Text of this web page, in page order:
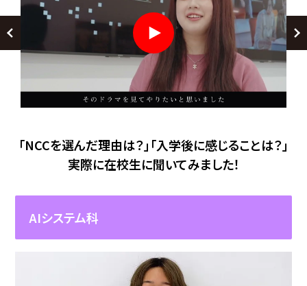
「NCCを選んだ理由は？」「入学後に感じることは？」
実際に在校生に聞いてみました！
AIシステム科